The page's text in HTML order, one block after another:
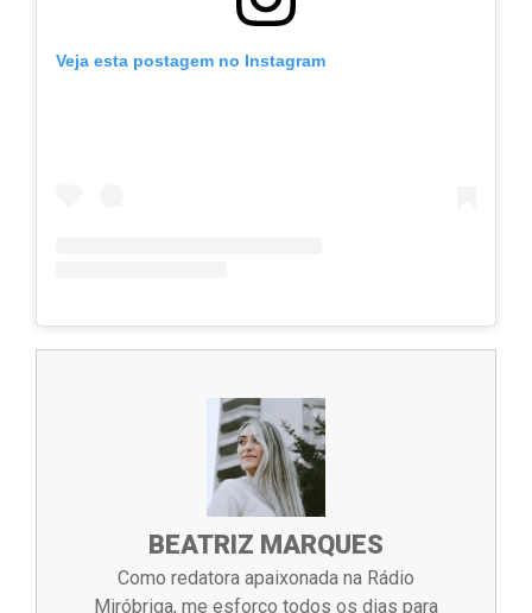
Veja esta postagem no Instagram
BEATRIZ MARQUES
Como redatora apaixonada na Rádio
Miróbriga, me esforço todos os dias para